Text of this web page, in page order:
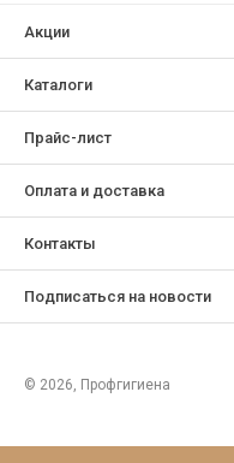
Акции
Каталоги
Прайс-лист
Оплата и доставка
Контакты
Подписаться на новости
© 2026, Профгигиена